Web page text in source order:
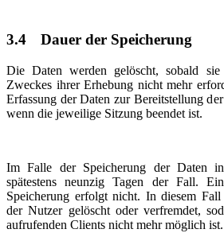
3.4 Dauer der Speicherung
Die Daten werden gelöscht, sobald
Zweckes ihrer Erhebung nicht mehr
Erfassung der Daten zur Bereitstellung
wenn die jeweilige Sitzung beendet ist.
Im Falle der Speicherung der Daten
spätestens neunzig Tagen der Fall.
Speicherung erfolgt nicht. In diesem
der Nutzer gelöscht oder verfremdet,
aufrufenden Clients nicht mehr möglich ist.